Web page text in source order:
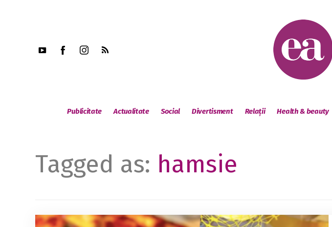
Publicitate Actualitate Social Divertisment Relații Health & beauty
Tagged as: hamsie